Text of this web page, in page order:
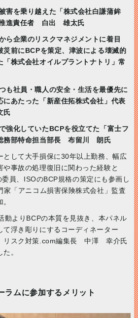
害を乗り越えた「株式会社白謙蒲鉾
進責任者 白出 雄太氏
ら企業のリスクマネジメントに着目
災前にBCPを策定、津波による壊滅的
「株式会社オイルプラントナトリ」常
も社員・職人の安全・生活を最優先に
にあたった「新産住拓株式会社」代表
氏
強化していたBCPを役立てた「富士フ
務部特命担当部長 布留川 朗氏
として大手損保に30年以上勤務、幅広
や事故の処理復旧に関わった経験と
員、ISOのBCP規格の策定にも参画し
家「アニコム損害保険株式会社」監査
動よりBCPの本質を見抜き、本パネル
て浮き彫りにするコーディネーター
リスク対策.com編集長 中澤 幸介氏
。
ラムに参加するメリット